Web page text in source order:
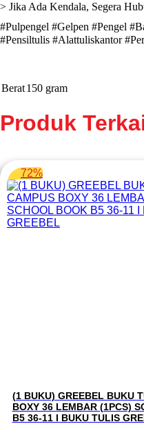
> Jika Ada Kendala, Segera
#Pulpengel #Gelpen #Pengel
#Pensiltulis #Alattuliskantor
Berat150 gram
Produk
72%
(1 BUKU) GREEBEL BUKU
BOXY 36 LEMBAR (1PCS)
B5 36-11 I BUKU TULIS